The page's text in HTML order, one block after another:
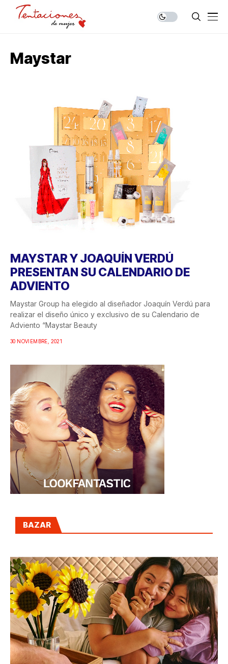
Maystar
MAYSTAR Y JOAQUÍN VERDÚ
PRESENTAN SU CALENDARIO DE
ADVIENTO
Maystar Group ha elegido al diseñador Joaquín Verdú para
realizar el diseño único y exclusivo de su Calendario de
Adviento “Maystar Beauty
30 NOVIEMBRE, 2021
BAZAR